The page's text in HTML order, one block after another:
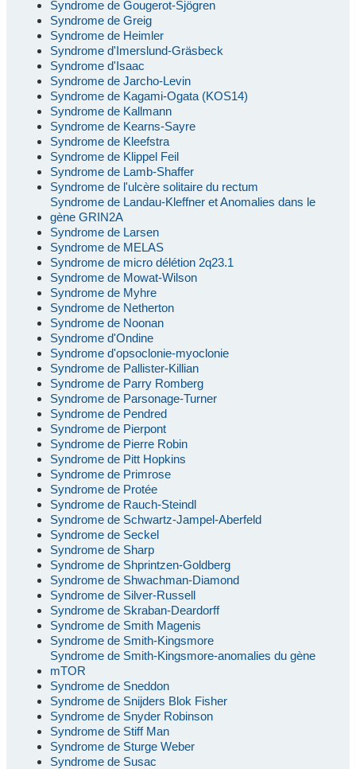
Syndrome de Gougerot-Sjögren
Syndrome de Greig
Syndrome de Heimler
Syndrome d'Imerslund-Gräsbeck
Syndrome d'Isaac
Syndrome de Jarcho-Levin
Syndrome de Kagami-Ogata (KOS14)
Syndrome de Kallmann
Syndrome de Kearns-Sayre
Syndrome de Kleefstra
Syndrome de Klippel Feil
Syndrome de Lamb-Shaffer
Syndrome de l'ulcère solitaire du rectum
Syndrome de Landau-Kleffner et Anomalies dans le
gène GRIN2A
Syndrome de Larsen
Syndrome de MELAS
Syndrome de micro délétion 2q23.1
Syndrome de Mowat-Wilson
Syndrome de Myhre
Syndrome de Netherton
Syndrome de Noonan
Syndrome d'Ondine
Syndrome d'opsoclonie-myoclonie
Syndrome de Pallister-Killian
Syndrome de Parry Romberg
Syndrome de Parsonage-Turner
Syndrome de Pendred
Syndrome de Pierpont
Syndrome de Pierre Robin
Syndrome de Pitt Hopkins
Syndrome de Primrose
Syndrome de Protée
Syndrome de Rauch-Steindl
Syndrome de Schwartz-Jampel-Aberfeld
Syndrome de Seckel
Syndrome de Sharp
Syndrome de Shprintzen-Goldberg
Syndrome de Shwachman-Diamond
Syndrome de Silver-Russell
Syndrome de Skraban-Deardorff
Syndrome de Smith Magenis
Syndrome de Smith-Kingsmore
Syndrome de Smith-Kingsmore-anomalies du gène
mTOR
Syndrome de Sneddon
Syndrome de Snijders Blok Fisher
Syndrome de Snyder Robinson
Syndrome de Stiff Man
Syndrome de Sturge Weber
Syndrome de Susac